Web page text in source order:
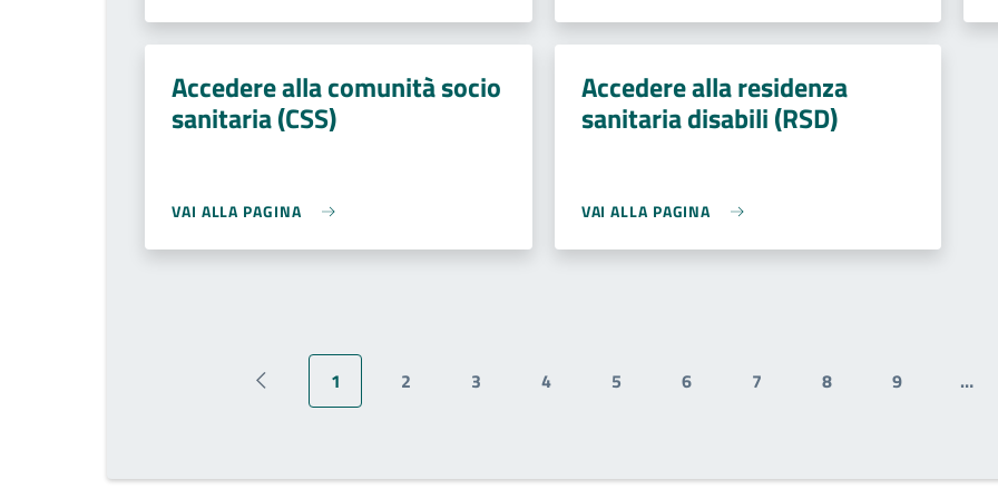
Accedere alla comunità socio
sanitaria (CSS)
VAI ALLA PAGINA
Accedere alla residenza
sanitaria disabili (RSD)
VAI ALLA PAGINA
Pagina precedente
Pagina attuale
1
Pagina
2
Pagina
3
Pagina
4
Pagina
5
Pagina
6
Pagina
7
Pagina
8
Pagina
9 …